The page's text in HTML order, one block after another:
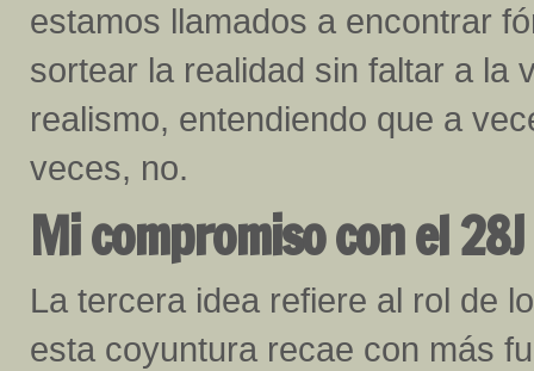
estamos llamados a encontrar
sortear la realidad sin faltar a la
realismo, entendiendo que a
veces, no.
Mi compromiso con el 28J
La tercera idea refiere al rol de
esta coyuntura recae con más